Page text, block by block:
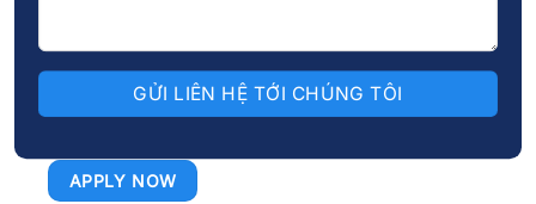
Thời gian làm việc: 8h00 – 17h00 (Từ Thứ 2 –
Thứ 6)
APPLY NOW